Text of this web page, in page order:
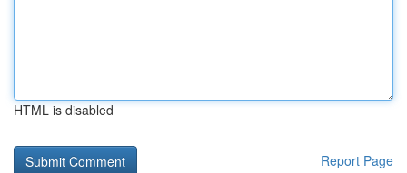
HTML is disabled
Report Page